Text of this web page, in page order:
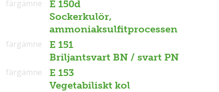
E 150d
Sockerkulör,
ammoniaksulfitprocessen
färgämne
E 151
Briljantsvart BN / svart PN
färgämne
E 153
Vegetabiliskt kol
färgämne